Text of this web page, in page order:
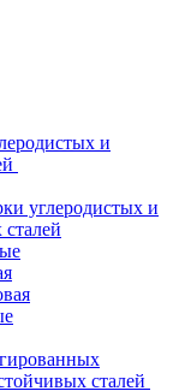
и
углеродистых и
сталей